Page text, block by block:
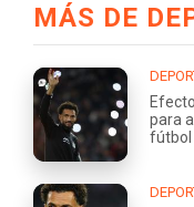
MÁS DE
para
fútbol